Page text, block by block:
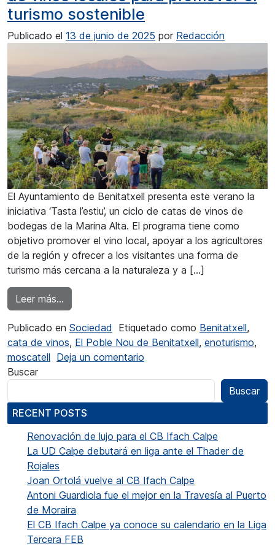
turismo sostenible
Publicado el 13 de junio de 2025 por Redacción
El Ayuntamiento de Benitatxell presenta este verano la
iniciativa ‘Tasta l’estiu’, un ciclo de catas de vinos de
bodegas de la Marina Alta. El programa tiene como
objetivo promover el vino local, apoyar a los agricultores
de la región y ofrecer a los visitantes una forma de
turismo más cercana a la naturaleza y a […]
Leer más…
Publicado en Sociedad Etiquetado como Benitatxell,
cata de vinos, El Poble Nou de Benitatxell, enoturismo,
moscatell Deja un comentario
Buscar
Buscar
RECENT POSTS
Renovación de lujo para el CB Ifach Calpe
La UD Calpe debutará en liga ante el Thader de
Rojales
Joan Ortolá vuelve al CB Ifach Calpe
Antoni Guardiola fue el mejor en la Travesía al Puerto
de Moraira
El CB Ifach Calpe ya conoce su calendario en la Liga
Tercera FEB